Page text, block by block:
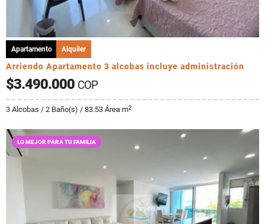
Apartamento Alquiler
Arriendo Apartamento 3 alcobas incluye administración
$3.490.000 COP
3 Alcobas / 2 Baño(s) / 83.53 Área m2
LO MEJOR PARA TU FAMILIA